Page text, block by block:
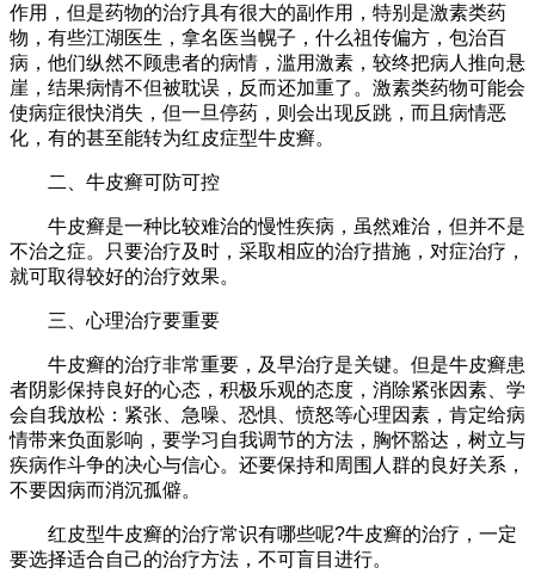
作用，但是药物的治疗具有很大的副作用，特别是激素类药
物，有些江湖医生，拿名医当幌子，什么祖传偏方，包治百
病，他们纵然不顾患者的病情，滥用激素，较终把病人推向悬
崖，结果病情不但被耽误，反而还加重了。激素类药物可能会
使病症很快消失，但一旦停药，则会出现反跳，而且病情恶
化，有的甚至能转为红皮症型牛皮癣。
二、牛皮癣可防可控
牛皮癣是一种比较难治的慢性疾病，虽然难治，但并不是
不治之症。只要治疗及时，采取相应的治疗措施，对症治疗，
就可取得较好的治疗效果。
三、心理治疗要重要
牛皮癣的治疗非常重要，及早治疗是关键。但是牛皮癣患
者阴影保持良好的心态，积极乐观的态度，消除紧张因素、学
会自我放松：紧张、急噪、恐惧、愤怒等心理因素，肯定给病
情带来负面影响，要学习自我调节的方法，胸怀豁达，树立与
疾病作斗争的决心与信心。还要保持和周围人群的良好关系，
不要因病而消沉孤僻。
红皮型牛皮癣的治疗常识有哪些呢?牛皮癣的治疗，一定
要选择适合自己的治疗方法，不可盲目进行。